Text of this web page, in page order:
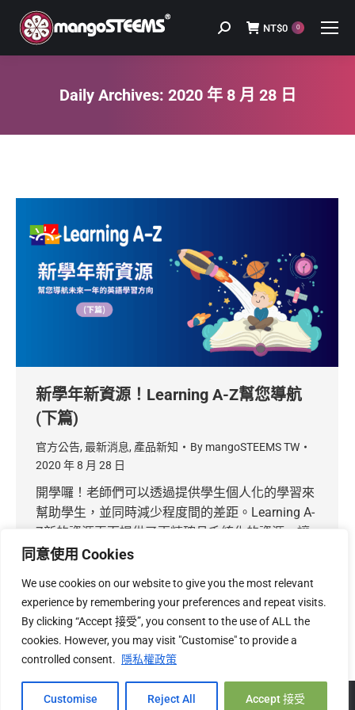
同意使用 Cookies
We use cookies on our website to give you the most relevant
experience by remembering your preferences and repeat visits.
By clicking “Accept 接受”, you consent to the use of ALL the
cookies. However, you may visit "Customise" to provide a
controlled consent.
隱私權政策
Customise Reject All Accept 接受
Search: NT$0 0
Daily Archives: 2020 年 8 月 28 日
新學年新資源！Learning A-Z幫您導航
(下篇)
官方公告, 最新消息, 產品新知 By mangoSTEEMS TW
2020 年 8 月 28 日
開學囉！老師們可以透過提供學生個人化的學習來
幫助學生，並同時減少程度間的差距。Learning A-
Z新的資源頁面提供了更精確且系統化的資源，讓
您能確保學生學到關鍵的基礎技能。上一篇我們介
來看看「額外的加強資源」有哪些！
Copyright © 2026 mangoSTEEMS TW 台灣必富數位有限公司 |
Hi, 您好!